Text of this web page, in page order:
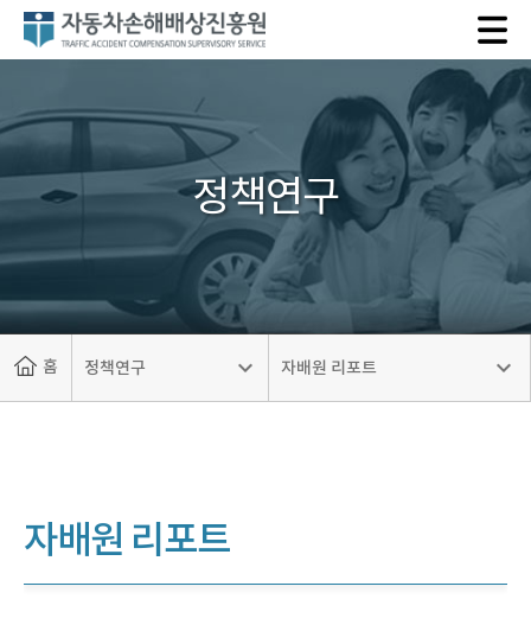
자
손
해
배
원
정책연구
홈 정책연구 자배원 리포트
자배원 리포트